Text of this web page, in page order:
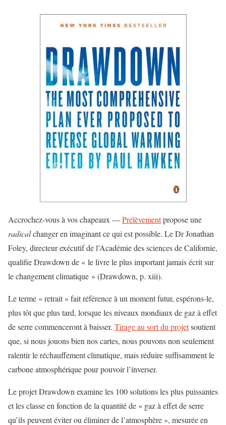
Accrochez-vous à vos chapeaux —Prélèvementpropose une
radicalchanger en imaginant ce qui est possible. Le Dr Jonathan
Foley, directeur exécutif de l’Académie des sciences de Californie,
qualifie Drawdown de « le livre le plus important jamais écrit sur
le changement climatique » (Drawdown, p. xiii).
Le terme « retrait » fait référence à un moment futur, espérons-le,
plus tôt que plus tard, lorsque les niveaux mondiaux de gaz à effet
de serre commenceront à baisser. Tirage au sort du projetsoutient
que, si nous jouons bien nos cartes, nous pouvons non seulement
ralentir le réchauffement climatique, mais réduire suffisamment le
carbone atmosphérique pour pouvoir l’inverser.
Le projet Drawdown examine les 100 solutions les plus puissantes
et les classe en fonction de la quantité de « gaz à effet de serre
qu’ils peuvent éviter ou éliminer de l’atmosphère », mesurée en